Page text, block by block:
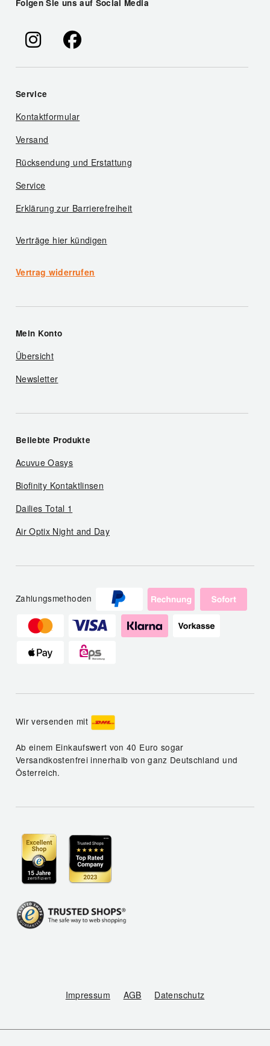
Folgen Sie uns auf Social Media
Service
Kontaktformular
Versand
Rücksendung und Erstattung
Service
Erklärung zur Barrierefreiheit
Verträge hier kündigen
Vertrag widerrufen
Mein Konto
Übersicht
Newsletter
Beliebte Produkte
Acuvue Oasys
Biofinity Kontaktlinsen
Dailies Total 1
Air Optix Night and Day
Zahlungsmethoden
Wir versenden mit
Ab einem Einkaufswert von 40 Euro sogar
Versandkostenfrei innerhalb von ganz Deutschland und
Österreich.
Impressum AGB Datenschutz